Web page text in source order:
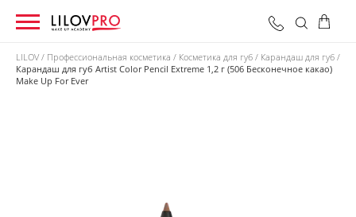
LILOV Профессиональная косметика Косметика для губ
Карандаш для губ
Карандаш для губ Artist Color Pencil Extreme 1,2 г (506 Бесконечное какао)
Make Up For Ever